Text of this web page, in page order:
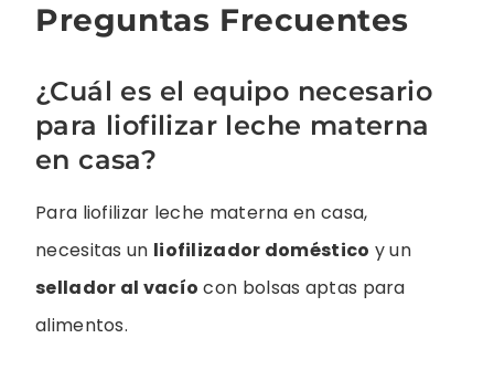
Preguntas Frecuentes
¿Cuál es el equipo necesario
para liofilizar leche materna
en casa?
Para liofilizar leche materna en casa,
necesitas un liofilizador doméstico y un
sellador al vacío con bolsas aptas para
alimentos.